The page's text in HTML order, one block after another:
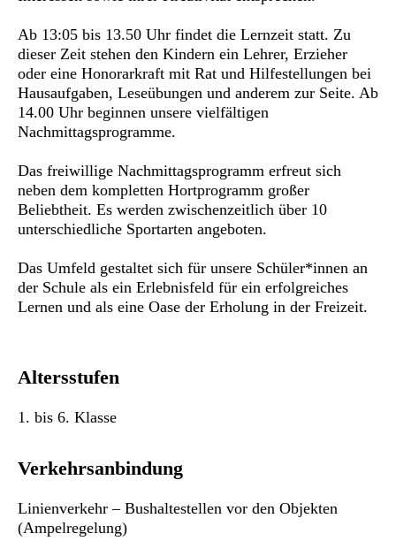
Ab 13:05 bis 13.50 Uhr findet die Lernzeit statt. Zu
dieser Zeit stehen den Kindern ein Lehrer, Erzieher
oder eine Honorarkraft mit Rat und Hilfestellungen bei
Hausaufgaben, Leseübungen und anderem zur Seite. Ab
14.00 Uhr beginnen unsere vielfältigen
Nachmittagsprogramme.
Das freiwillige Nachmittagsprogramm erfreut sich
neben dem kompletten Hortprogramm großer
Beliebtheit. Es werden zwischenzeitlich über 10
unterschiedliche Sportarten angeboten.
Das Umfeld gestaltet sich für unsere Schüler*innen an
der Schule als ein Erlebnisfeld für ein erfolgreiches
Lernen und als eine Oase der Erholung in der Freizeit.
Altersstufen
1. bis 6. Klasse
Verkehrsanbindung
Linienverkehr – Bushaltestellen vor den Objekten
(Ampelregelung)